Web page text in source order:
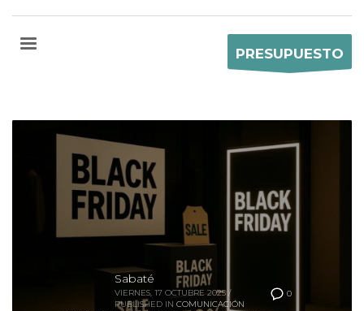
Sabaté
VIERNES, 17 OCTUBRE 2025
PUBLISHED IN COMUNICACIÓN
PUNTO DE VENTA,CONSEJOS,PUNTO DE VENTA